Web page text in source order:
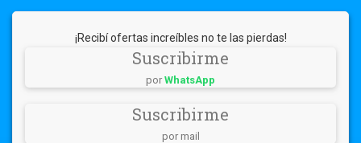
¡Recibí ofertas increíbles no te las pierdas!
Suscribirme
por WhatsApp
Suscribirme
por mail